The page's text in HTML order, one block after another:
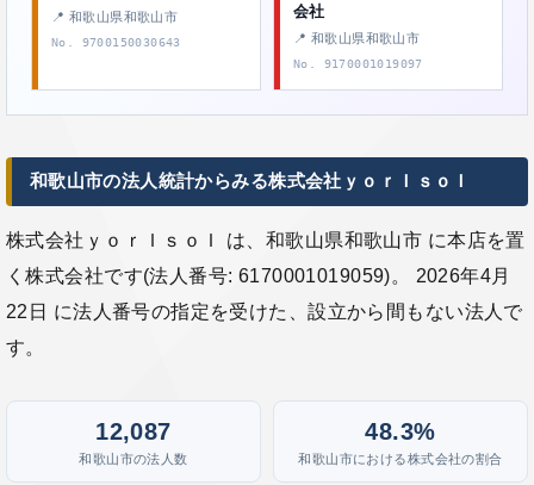
📍 和歌山県和歌山市
No. 9700150030643
会社
📍 和歌山県和歌山市
No. 9170001019097
和歌山市の法人統計からみる株式会社ｙｏｒＩｓｏＩ
株式会社ｙｏｒＩｓｏＩ は、和歌山県和歌山市 に本店を置
く株式会社です(法人番号: 6170001019059)。 2026年4月
22日 に法人番号の指定を受けた、設立から間もない法人で
す。
12,087
和歌山市の法人数
48.3%
和歌山市における株式会社の割合